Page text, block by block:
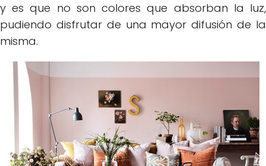
y es que no son colores que absorban la luz,
pudiendo disfrutar de una mayor difusión de la
misma.